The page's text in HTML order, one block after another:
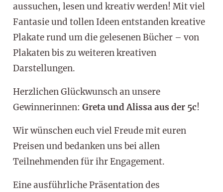
aussuchen, lesen und kreativ werden! Mit viel
Fantasie und tollen Ideen entstanden kreative
Plakate rund um die gelesenen Bücher – von
Plakaten bis zu weiteren kreativen
Darstellungen.
Herzlichen Glückwunsch an unsere
Gewinnerinnen: Greta und Alissa aus der 5c!
Wir wünschen euch viel Freude mit euren
Preisen und bedanken uns bei allen
Teilnehmenden für ihr Engagement.
Eine ausführliche Präsentation des